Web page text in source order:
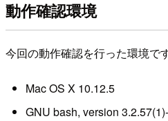
動作確認環境
今回の動作確認を行った環境です
Mac OS X 10.12.5
GNU bash, version